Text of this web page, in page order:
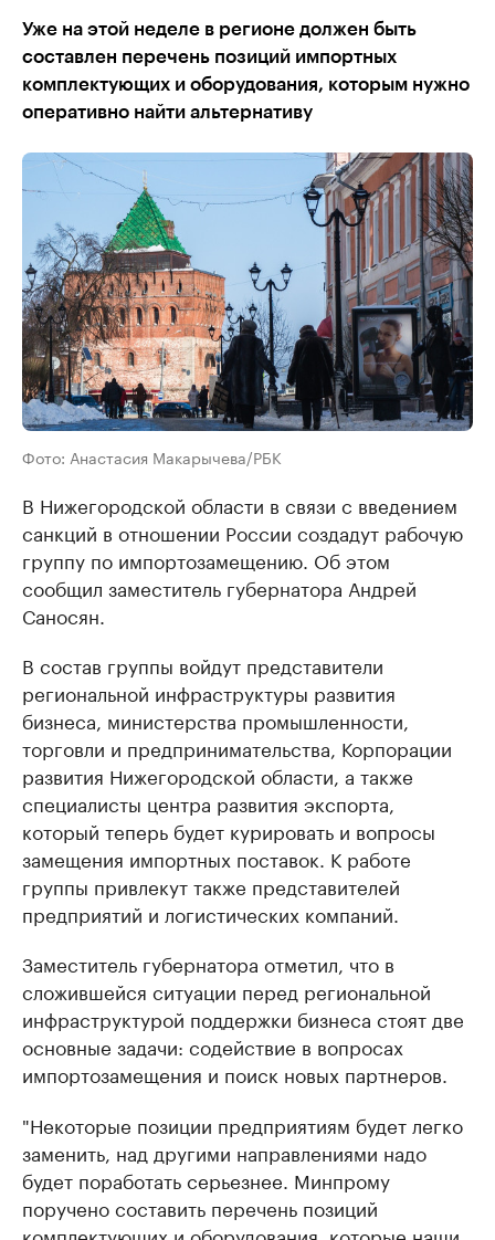
Уже на этой неделе в регионе должен быть
составлен перечень позиций импортных
комплектующих и оборудования, которым нужно
оперативно найти альтернативу
Фото: Анастасия Макарычева/РБК
В Нижегородской области в связи с введением
санкций в отношении России создадут рабочую
группу по импортозамещению. Об этом
сообщил заместитель губернатора Андрей
Саносян.
В состав группы войдут представители
региональной инфраструктуры развития
бизнеса, министерства промышленности,
торговли и предпринимательства, Корпорации
развития Нижегородской области, а также
специалисты центра развития экспорта,
который теперь будет курировать и вопросы
замещения импортных поставок. К работе
группы привлекут также представителей
предприятий и логистических компаний.
Заместитель губернатора отметил, что в
сложившейся ситуации перед региональной
инфраструктурой поддержки бизнеса стоят две
основные задачи: содействие в вопросах
импортозамещения и поиск новых партнеров.
"Некоторые позиции предприятиям будет легко
заменить, над другими направлениями надо
будет поработать серьезнее. Минпрому
поручено составить перечень позиций
комплектующих и оборудования, которые наши